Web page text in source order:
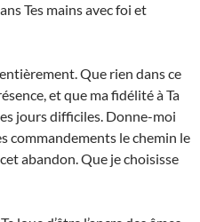
Tes mains avec foi et
Que rien dans ce
et que ma fidélité à Ta
jours difficiles. Donne-moi
commandements le chemin le
abandon. Que je choisisse